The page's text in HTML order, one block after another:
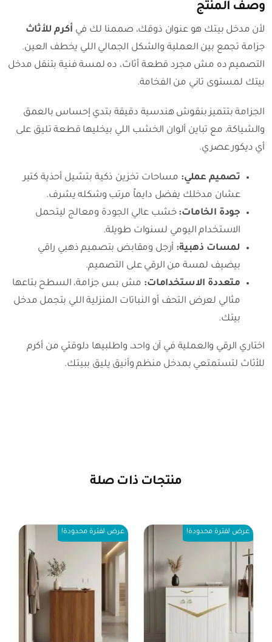
وصف المنتج
لأن مدخل بيتك هو عنوان ذوقك، صممنا لك في أكرم للأثاث
جزامة تجمع بين العملية والشكل الجمالي اللي يخطف العين.
التصميم ده مش مجرد قطعة أثاث، ده لمسة فنية بتنقل مدخل
بيتك لمستوى تاني من الفخامة.
الجزامة بتتميز بنقوش هندسية دقيقة بتدي إحساس بالعمق
والشياكة، مع تباين ألوان الخشب اللي بيخليها قطعة تليق على
أي ديكور عصري.
تصميم عملي: مساحات تخزين ذكية بتشيل أحذية كتير
عشان مدخلك يفضل دايماً مرتب وشكله يشرف.
جودة الخامات: خشب عالي الجودة ومعالج ليتحمل
الاستخدام اليومي لسنوات طويلة.
لمسات ذهبية: أرجل ومقابض بتصميم ذهبي راقي
بيضيف لمسة من الرقي على التصميم.
متعددة الاستخدامات: مش بس جزامة، السطح بتاعها
مثالي لعرض التحف أو النباتات المنزلية اللي بتجمل مدخل
بيتك.
اختاري الرقي والعملية في آن واحد، واطلبيها دلوقتي من أكرم
للأثاث لتستمتعي بمدخل منظم وأنيق يليق ببيتك.
منتجات ذات صلة
عرض لفترة محدودة! عرض لفترة محدودة!